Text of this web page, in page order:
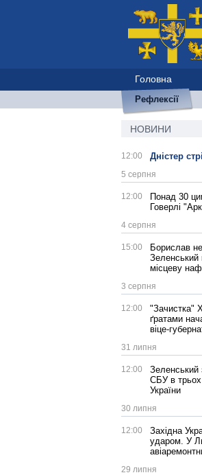
Головна
Рефлексії
НОВИНИ
12:00 Дністер
5 серпня
12:00
Понад 30
Говерлі
4 серпня
15:00
Борислав
Зеленський
місцеву
3 серпня
12:00
"Зачистка"
ґратами
віце-
31 липня
12:00
Зеленський
СБУ в трьох
України
30 липня
12:00
Західна
ударом. У
29 липня